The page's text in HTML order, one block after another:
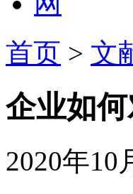
首页 > 文
企业如
2020年10